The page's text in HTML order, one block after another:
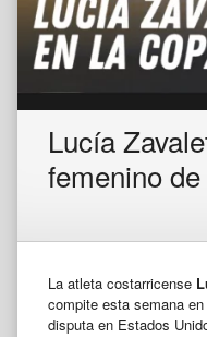
Lucía
femenino
La atleta costarricense
compite esta semana
disputa en Estados